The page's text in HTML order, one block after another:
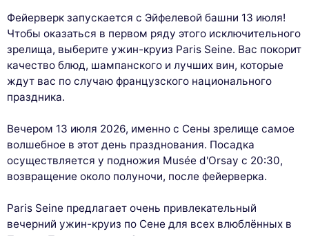
Фейерверк запускается с Эйфелевой башни 13 июля!
Чтобы оказаться в первом ряду этого исключительного
зрелища, выберите ужин-круиз Paris Seine. Вас покорит
качество блюд, шампанского и лучших вин, которые
ждут вас по случаю французского национального
праздника.
Вечером 13 июля 2026, именно с Сены зрелище самое
волшебное в этот день празднования. Посадка
осуществляется у подножия Musée d'Orsay с 20:30,
возвращение около полуночи, после фейерверка.
Paris Seine предлагает очень привлекательный
вечерний ужин-круиз по Сене для всех влюблённых в